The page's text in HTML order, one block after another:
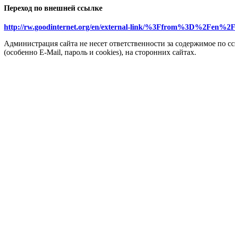
Переход по внешней ссылке
http://rw.goodinternet.org/en/external-link/
Администрация сайта не несет ответственности за содержимое
(особенно E-Mail, пароль и cookies), на сторонних сайтах.